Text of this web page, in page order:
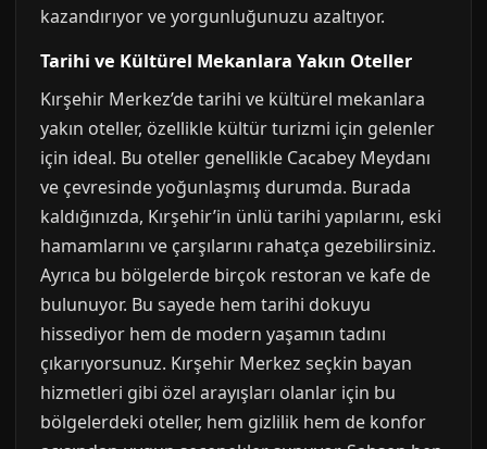
kazandırıyor ve yorgunluğunuzu azaltıyor.
Tarihi ve Kültürel Mekanlara Yakın Oteller
Kırşehir Merkez’de tarihi ve kültürel mekanlara
yakın oteller, özellikle kültür turizmi için gelenler
için ideal. Bu oteller genellikle Cacabey Meydanı
ve çevresinde yoğunlaşmış durumda. Burada
kaldığınızda, Kırşehir’in ünlü tarihi yapılarını, eski
hamamlarını ve çarşılarını rahatça gezebilirsiniz.
Ayrıca bu bölgelerde birçok restoran ve kafe de
bulunuyor. Bu sayede hem tarihi dokuyu
hissediyor hem de modern yaşamın tadını
çıkarıyorsunuz. Kırşehir Merkez seçkin bayan
hizmetleri gibi özel arayışları olanlar için bu
bölgelerdeki oteller, hem gizlilik hem de konfor